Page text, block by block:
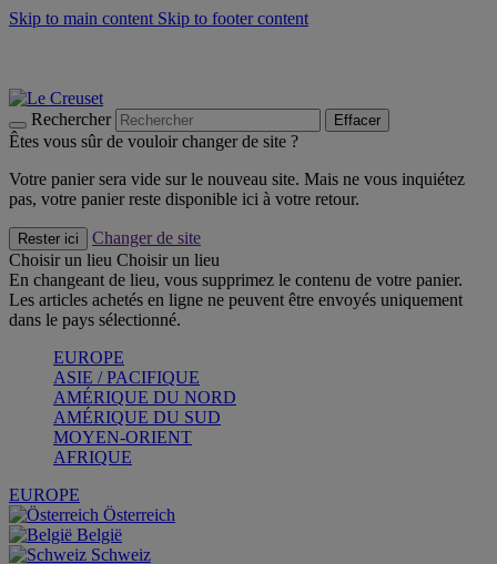
Skip to main content Skip to footer content
Rechercher Effacer
Êtes vous sûr de vouloir changer de site ?
Votre panier sera vide sur le nouveau site. Mais ne vous inquiétez
pas, votre panier reste disponible ici à votre retour.
Rester ici
Changer de site
Choisir un lieu Choisir un lieu
En changeant de lieu, vous supprimez le contenu de votre panier.
Les articles achetés en ligne ne peuvent être envoyés uniquement
dans le pays sélectionné.
EUROPE
ASIE / PACIFIQUE
AMÉRIQUE DU NORD
AMÉRIQUE DU SUD
MOYEN-ORIENT
AFRIQUE
EUROPE
Österreich
België
Schweiz